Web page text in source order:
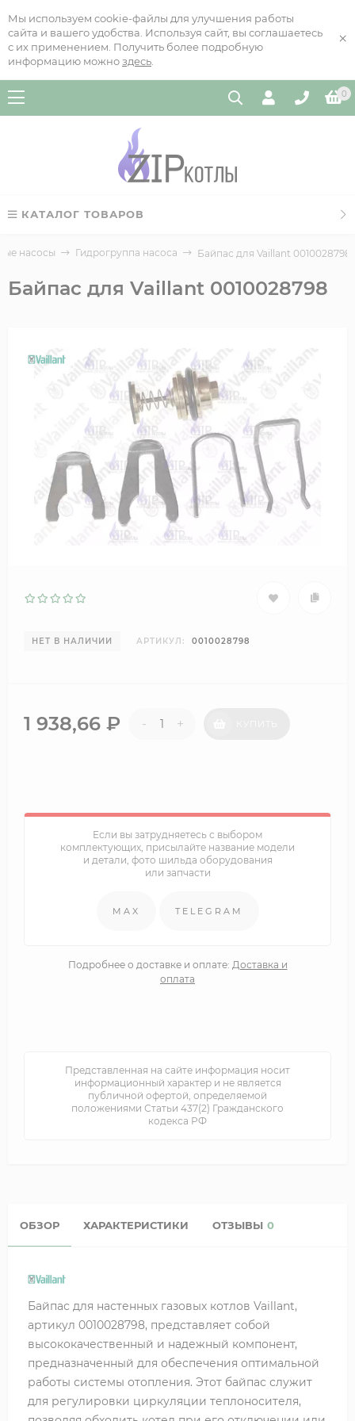
Мы используем cookie-файлы для улучшения работы
сайта и вашего удобства. Используя сайт, вы соглашаетесь
с их применением. Получить более подробную
информацию можно здесь
×
0
КАТАЛОГ ТОВАРОВ
насосы Гидрогруппа насоса Байпас для Vaillant 0010028798
Байпас для Vaillant 0010028798
НЕТ В НАЛИЧИИ АРТИКУЛ: 0010028798
1 938,66 ₽ - +
Если вы затрудняетесь с выбором
комплектующих, присылайте название модели
и детали, фото шильда оборудования
или запчасти
MAX TELEGRAM
Подробнее о доставке и оплате: Доставка и
оплата
Представленная на сайте информация носит
информационный характер и не является
публичной офертой, определяемой
положениями Статьи 437(2) Гражданского
кодекса РФ
ОБЗОР ХАРАКТЕРИСТИКИ ОТЗЫВЫ 0
Байпас для настенных газовых котлов Vaillant,
артикул 0010028798, представляет собой
высококачественный и надежный компонент,
предназначенный для обеспечения оптимальной
работы системы отопления. Этот байпас служит
для регулировки циркуляции теплоносителя,